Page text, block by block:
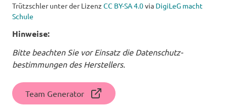
Trützschler unter der Lizenz CC BY-SA 4.0via DigiLeG macht
Schule
Hinweise:
Bitte beachten Sie vor Einsatz die Daten­schutz­
bestimmungen des Herstellers.
Team Generator